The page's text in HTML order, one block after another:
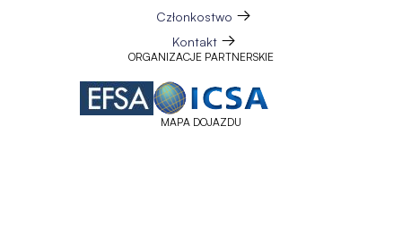
Członkostwo
Kontakt
ORGANIZACJE PARTNERSKIE
MAPA DOJAZDU